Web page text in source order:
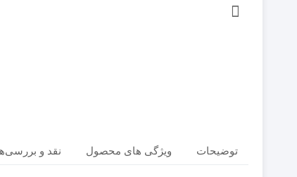
توضیحات ویژگی های محصول نقد و بررسی‌ها